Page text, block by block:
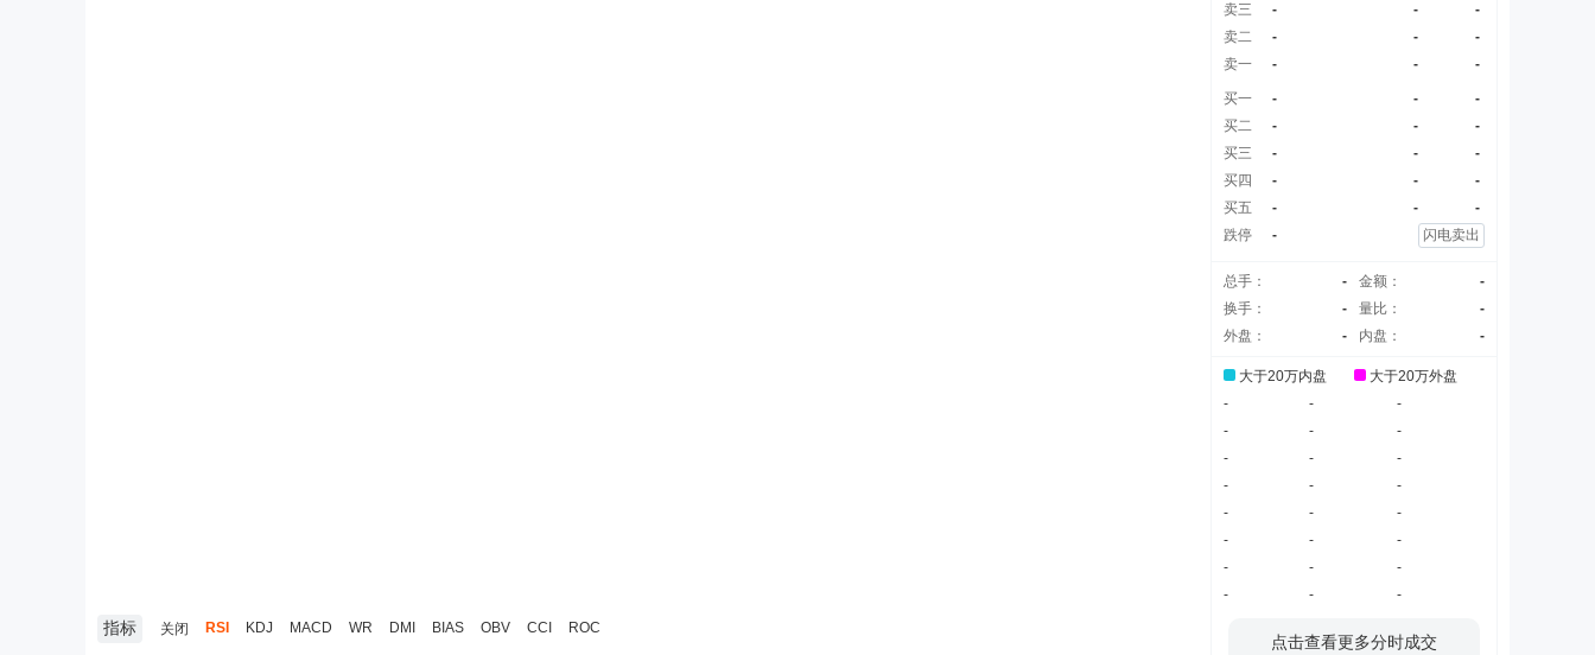
指标 关闭 RSI KDJ MACD WR DMI BIAS OBV CCI ROC
卖三
- -
-
卖二
- -
-
卖一
- - -
买一 - -
-
买二
- -
-
买三
- -
-
买四
- -
-
买五
- -
-
跌停
- 闪电卖出
总手： - 金额：
-
换手：
- 量比：
-
外盘：
- 内盘： -
大于20万内盘
大于20万外盘
-
-
-
-
-
-
-
-
-
-
-
-
-
-
-
-
-
-
-
-
-
-
- -
点击查看更多分时成交